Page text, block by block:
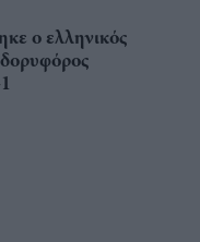
ο ελληνικός